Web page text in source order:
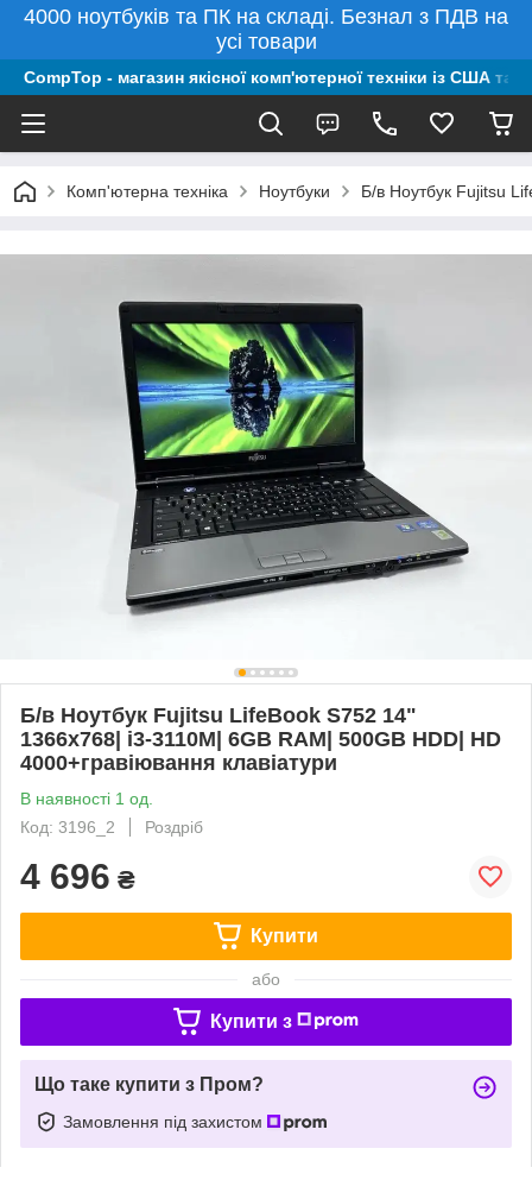
4000 ноутбуків та ПК на складі. Безнал з ПДВ на
усі товари
CompTop - магазин якісної комп'ютерної техніки із США та
Комп'ютерна техніка Ноутбуки Б/в Ноутбук Fujitsu
Б/в Ноутбук Fujitsu LifeBook S752 14"
1366x768| i3-3110M| 6GB RAM| 500GB HDD| HD
4000+гравіювання клавіатури
В наявності 1 од.
Код: 3196_2
Роздріб
4 696 ₴
Купити
або
Купити з
Що таке купити з Пром?
Замовлення під захистом